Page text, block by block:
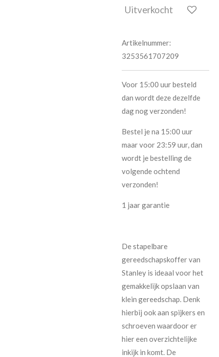
Uitverkocht
Artikelnummer:
3253561707209
Voor 15:00 uur besteld
dan wordt deze dezelfde
dag nog verzonden!
Bestel je na 15:00 uur
maar voor 23:59 uur, dan
wordt je bestelling de
volgende ochtend
verzonden!
1 jaar garantie
De stapelbare
gereedschapskoffer van
Stanley is ideaal voor het
gemakkelijk opslaan van
klein gereedschap. Denk
hierbij ook aan spijkers en
schroeven waardoor er
hier een overzichtelijke
inkijk in komt. De